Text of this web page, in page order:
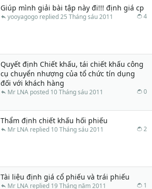
Giúp mình giải bài tập này đi!!! định giá cp
4
25 Tháng sáu 2011
yooyagogo
Quyết định Chiết khấu, tái chiết khấu công
cụ chuyển nhượng của tổ chức tín dụng
đối với khách hàng
0
10 Tháng sáu 2011
Mr LNA
Thẩm định chiết khấu hối phiếu
2
10 Tháng sáu 2011
Mr LNA
Tài liệu định giá cổ phiếu và trái phiếu
1
19 Tháng năm 2011
Mr LNA